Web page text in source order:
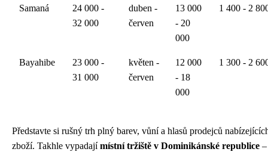
Samaná
24 000 -
32 000
duben -
červen
13 000
- 20
000
1 400 - 2
Bayahibe
23 000 -
31 000
květen -
červen
12 000
- 18
000
1 300 - 2
Představte si rušný trh plný barev, vůní a hlasů prodejců
zboží. Takhle vypadajímístní tržiště v Dominikánské republice –